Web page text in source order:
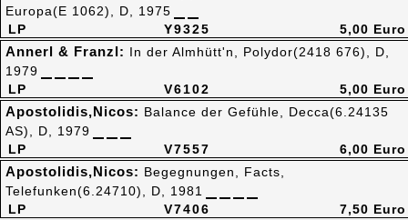
Y9325
LP
Europa(E 1062), D, 1975
5,00 Euro
V6102
LP
Annerl & Franzl: In der Almhütt'n, Polydor(2418 676), D,
1979
5,00 Euro
V7557
LP
Apostolidis,Nicos: Balance der Gefühle, Decca(6.24135
AS), D, 1979
6,00 Euro
V7406
LP
Apostolidis,Nicos: Begegnungen, Facts,
Telefunken(6.24710), D, 1981
7,50 Euro